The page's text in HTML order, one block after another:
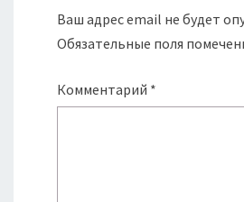
Ваш адрес email не будет
Обязательные поля
Комментарий *